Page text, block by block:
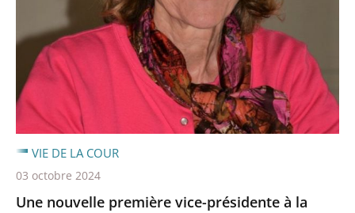
Une nouvelle première vice-présidente à la
VIE DE LA COUR
03 octobre 2024